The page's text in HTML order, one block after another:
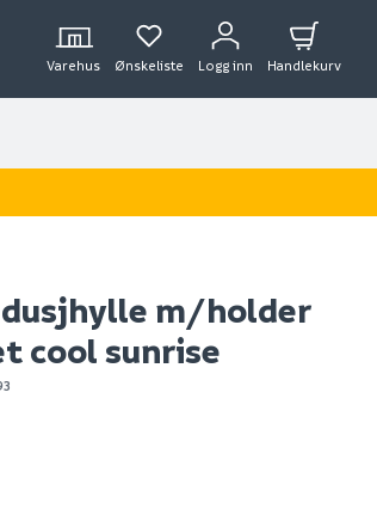
Varehus Ønskeliste Logg inn Handlekurv
m/holder
cool sunrise